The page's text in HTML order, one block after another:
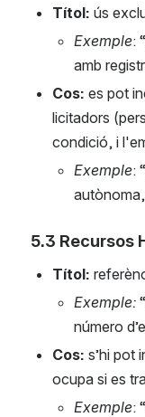
Títol: ús
Exemple:
amb
Cos: es pot
licitadors
condició, i
Exemple:
5.3 Recursos
Títol:
Exemple:
número
Cos: s’hi pot
ocupa si es
Exemple: